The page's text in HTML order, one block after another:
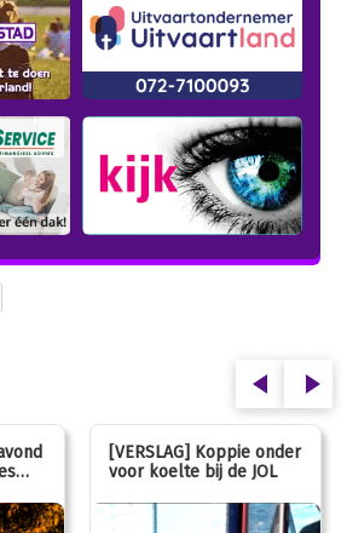
[VERSLAG] Koppie onder
voor koelte bij de JOL